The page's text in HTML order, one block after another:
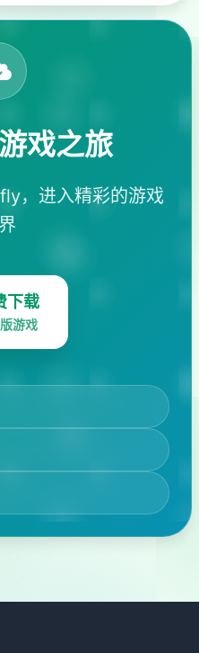
戏之旅
，进入精彩的游戏
下载
游戏